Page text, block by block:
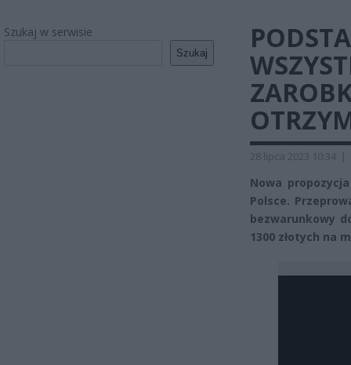
Szukaj w serwisie
Szukaj
28 lipca 2023 10:34 |
Nowa
Polsce.
bezwarunkowy
1300 złotych na